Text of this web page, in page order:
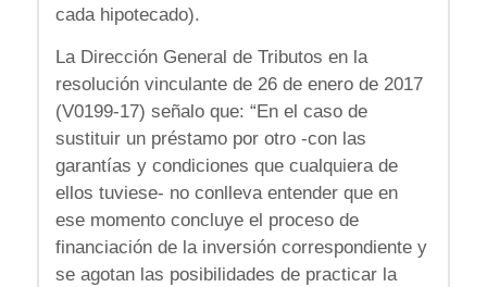
cada hipotecado).
La Dirección General de Tributos en la
resolución vinculante de 26 de enero de 2017
(V0199-17) señalo que: “En el caso de
sustituir un préstamo por otro -con las
garantías y condiciones que cualquiera de
ellos tuviese- no conlleva entender que en
ese momento concluye el proceso de
financiación de la inversión correspondiente y
se agotan las posibilidades de practicar la